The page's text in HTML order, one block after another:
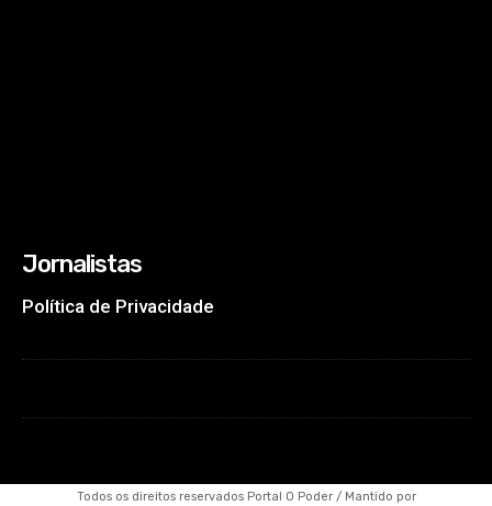
Jornalistas
Política de Privacidade
Todos os direitos reservados Portal O Poder / Mantido por